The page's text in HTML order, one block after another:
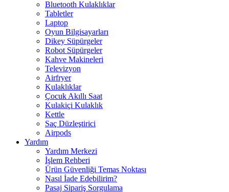
Bluetooth Kulaklıklar
Tabletler
Laptop
Oyun Bilgisayarları
Dikey Süpürgeler
Robot Süpürgeler
Kahve Makineleri
Televizyon
Airfryer
Kulaklıklar
Çocuk Akıllı Saat
Kulakiçi Kulaklık
Kettle
Saç Düzleştirici
Airpods
Yardım
Yardım Merkezi
İşlem Rehberi
Ürün Güvenliği Temas Noktası
Nasıl İade Edebilirim?
Pasaj Sipariş Sorgulama